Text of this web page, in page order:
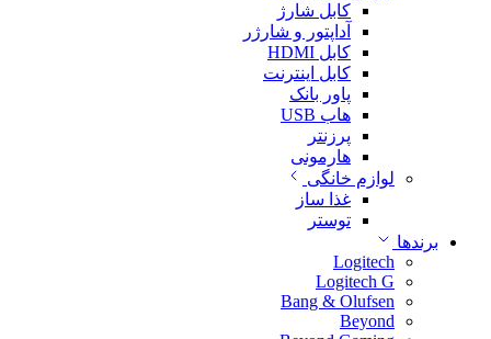
کابل شارژ
آداپتور و شارژر
کابل HDMI
کابل اینترنت
پاور بانک
هاب USB
پرزنتر
هارمونی
لوازم خانگی
غذا ساز
توستر
برندها
Logitech
Logitech G
Bang & Olufsen
Beyond